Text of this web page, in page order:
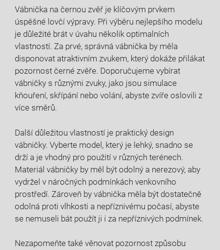
Vábnička na černou zvěř je klíčovým prvkem
úspěšné lovčí výpravy. Při výběru nejlepšího modelu
je důležité brát v úvahu několik optimalních
vlastností. Za prvé, správná vábnička by měla
disponovat atraktivním zvukem, který dokáže přilákat
pozornost černé zvěře. Doporučujeme vybírat
vábničky s různými zvuky, jako jsou simulace
kňouření, skřípání nebo volání, abyste zvíře oslovili z
více směrů.
Další důležitou vlastností je praktický design
vábničky. Vyberte model, který je lehký, snadno se
drží a je vhodný pro použití v různých terénech.
Materiál vábničky by měl být odolný a nerezový, aby
vydržel v náročných podmínkách venkovního
prostředí. Zároveň by vábnička měla být dostatečně
odolná proti vlhkosti a nepříznivému počasí, abyste
se nemuseli bát použít ji i za nepříznivých podmínek.
Nezapomeňte také věnovat pozornost způsobu